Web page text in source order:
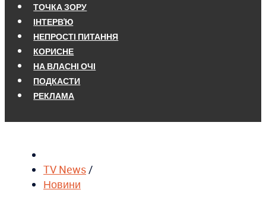
ТОЧКА ЗОРУ
ІНТЕРВ'Ю
НЕПРОСТІ ПИТАННЯ
КОРИСНЕ
НА ВЛАСНІ ОЧІ
ПОДКАСТИ
РЕКЛАМА
TV News/
Новини